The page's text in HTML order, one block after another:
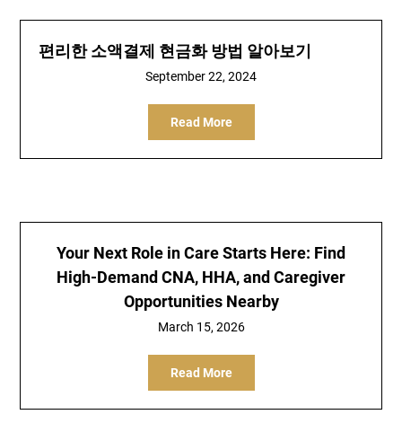
편리한 소액결제 현금화 방법 알아보기
September 22, 2024
Read More
Your Next Role in Care Starts Here: Find
High-Demand CNA, HHA, and Caregiver
Opportunities Nearby
March 15, 2026
Read More